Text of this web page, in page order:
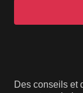
Des conseils et